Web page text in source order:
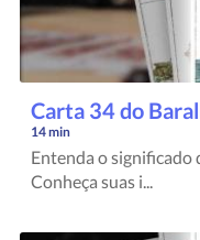
Carta 34 do
14 min
Entenda o significado
Conheça suas i...